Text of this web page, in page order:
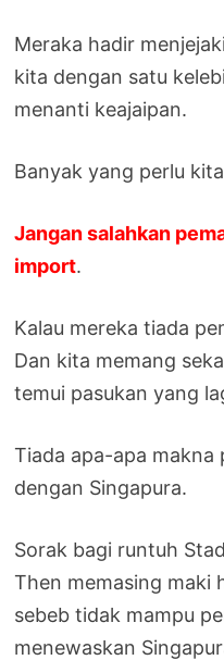
Meraka hadir
kita dengan satu
menanti keajaipan.
Banyak yang perlu
Jangan salahkan
import.
Kalau mereka tiada
Dan kita memang
temui pasukan yang
Tiada apa-apa makna
dengan Singapura.
Sorak bagi runtuh
Then memasing maki
sebeb tidak mampu
menewaskan